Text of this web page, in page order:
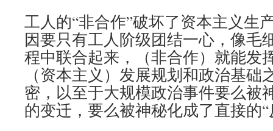
工人的“非合作”破坏了资本主义生
因要只有工人阶级团结一心，像毛
程中联合起来，（非合作）就能
（资本主义）发展规划和政治基础
密，以至于大规模政治事件要么被
的变迁，要么被神秘化成了直接的